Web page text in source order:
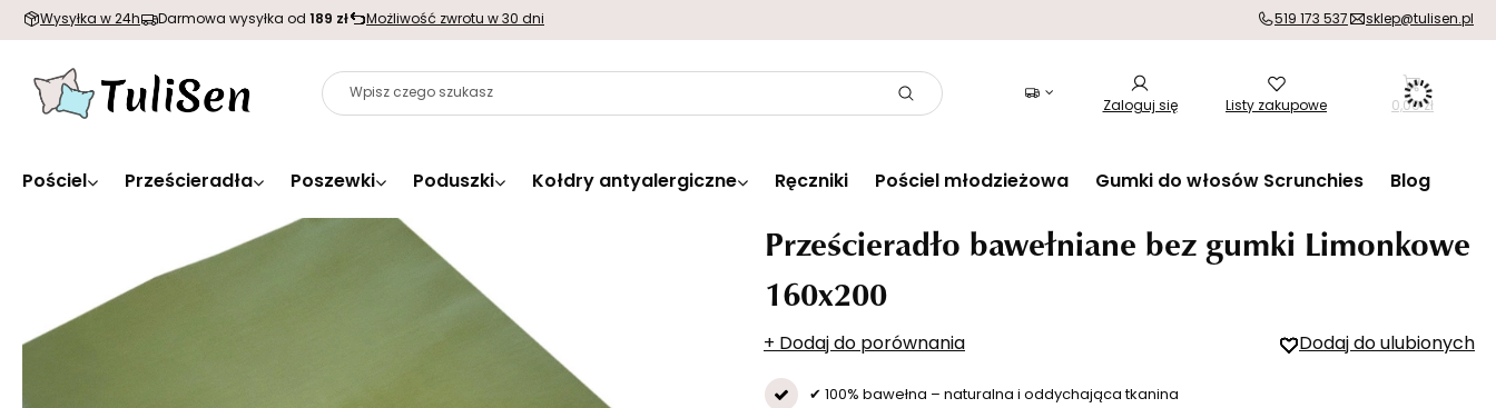
Wysyłka w 24h Darmowa wysyłka od 189 zł Możliwość zwrotu w 30 dni 519 173 537 sklep@tulisen.pl
Zaloguj się Listy zakupowe 0,00 zł
Pościel Prześcieradła Poszewki Poduszki Kołdry antyalergiczne Ręczniki Pościel młodzieżowa Gumki do włosów Scrunchies Blog
Prześcieradło bawełniane bez gumki Limonkowe
160x200
+ Dodaj do porównania Dodaj do ulubionych
✔ 100% bawełna – naturalna i oddychająca tkanina